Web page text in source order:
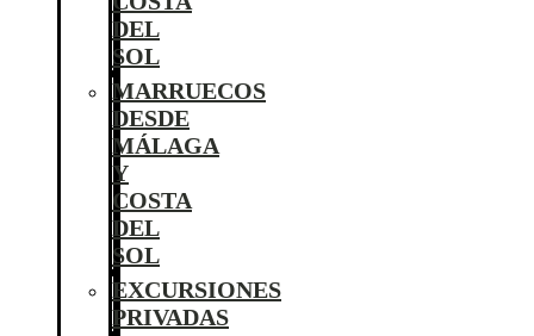
DEL
SOL
MARRUECOS
DESDE
MÁLAGA
Y
COSTA
DEL
SOL
EXCURSIONES
PRIVADAS